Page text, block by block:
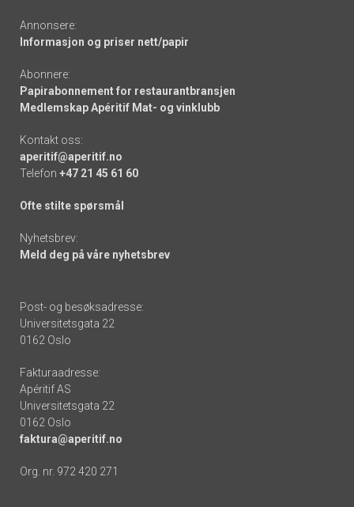
Annonsere:
Informasjon og priser nett/papir
Abonnere:
Papirabonnement for restaurantbransjen
Medlemskap Apéritif Mat- og vinklubb
Kontakt oss:
aperitif@aperitif.no
Telefon +47 21 45 61 60
Ofte stilte spørsmål
Nyhetsbrev:
Meld deg på våre nyhetsbrev
Post- og besøksadresse:
Universitetsgata 22
0162 Oslo
Fakturaadresse:
Apéritif AS
Universitetsgata 22
0162 Oslo
faktura@aperitif.no
Org. nr. 972 420 271